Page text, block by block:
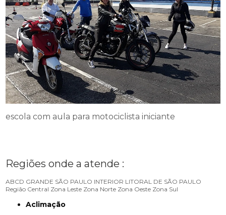
escola com aula para motociclista iniciante
Regiões onde a atende :
ABCD GRANDE SÃO PAULO INTERIOR LITORAL DE SÃO PAULO
Região Central Zona Leste Zona Norte Zona Oeste Zona Sul
Aclimação